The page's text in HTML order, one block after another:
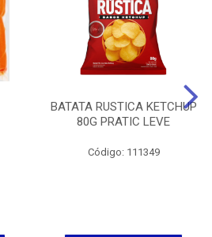
BATATA RUSTICA KETCHUP
80G PRATIC LEVE
Código: 111349